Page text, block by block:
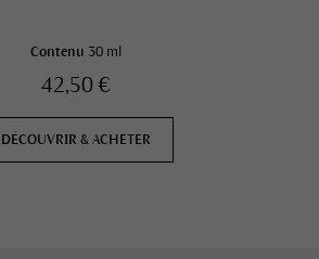
Contenu 30 ml
42,50 €
DÉCOUVRIR & ACHETER